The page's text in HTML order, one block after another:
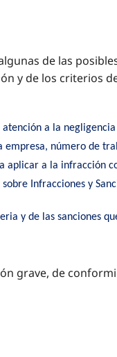
de las
y de los criterios
atención a la
número de
aplicar a la infracción
Infracciones y
y de las sanciones
grave, de